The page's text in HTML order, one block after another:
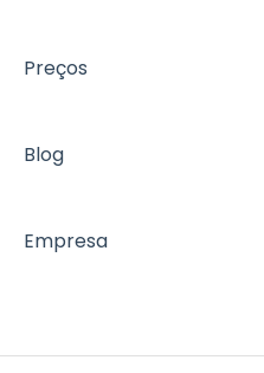
Preços
Blog
Empresa